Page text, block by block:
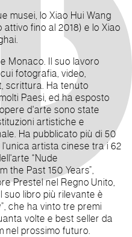
musei, lo Xiao Hui Wang
fino al 2018) e lo Xiao
Monaco. Il suo lavoro
fotografia, video,
scrittura. Ha tenuto
Paesi, ed ha esposto
d'arte sono state
artistiche e
Ha pubblicato più di 50
artista cinese tra i 62
“Nude
the Past 150 Years”,
Prestel nel Regno Unito,
suo libro più rilevante è
che ha vinto tre premi
volte e best seller da
nel prossimo futuro.